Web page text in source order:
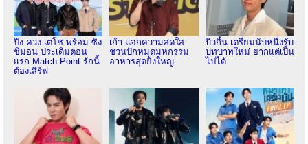
ปิง ควง เตโช พร้อม ซิง
ชิม่อน ประเดิมตอน
แรก Match Point รักนี้
ต้องเสิร์ฟ
เก้า แจกความสดใส
ชวนปักหมุดมหกรรม
อาหารสุดยิ่งใหญ่
บิวกิ้น เตรียมนับหนึ่งรับ
บทบาทใหม่ ยากแต่เป็น
ไปได้